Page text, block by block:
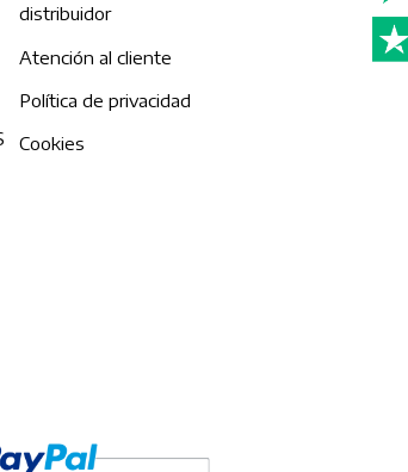
distribuidor
Atención al cliente
Política de privacidad
Cookies